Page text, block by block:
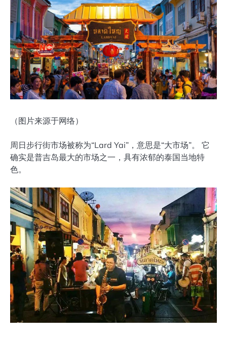
（图片来源于网络）
周日步行街市场被称为“Lard Yai”，意思是“大市场”。 它
确实是普吉岛最大的市场之一，具有浓郁的泰国当地特
色。